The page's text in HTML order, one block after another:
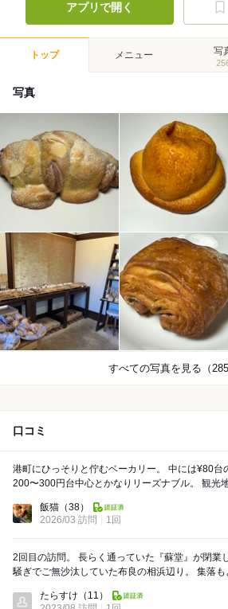
アプリで開く
トップ メニュー 写
写真
すべての写真を見る（285
口コミ
港町にひっそりと佇むベーカリー。 中には¥80台のパンもあり、全体的に
200〜300円台中心とかなりリーズナブル。 観光地価格とは思えない設定
飯猫 （38）
2026/03 訪問
1回
2回目の訪問。 長らく通っていた『蘇堂』が閉業してから、台風やコロナ
騒ぎでご無沙汰していた布良の相浜辺り。 集落もようやく甚大な台風被
たらすけ （11）